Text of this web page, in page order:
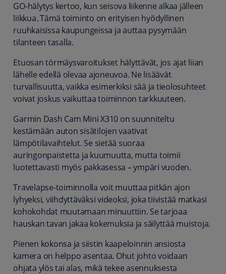
GO-hälytys kertoo, kun seisova liikenne alkaa jälleen
liikkua. Tämä toiminto on erityisen hyödyllinen
ruuhkaisissa kaupungeissa ja auttaa pysymään
tilanteen tasalla.
Etuosan törmäysvaroitukset hälyttävät, jos ajat liian
lähelle edellä olevaa ajoneuvoa. Ne lisäävät
turvallisuutta, vaikka esimerkiksi sää ja tieolosuhteet
voivat joskus vaikuttaa toiminnon tarkkuuteen.
Garmin Dash Cam Mini X310 on suunniteltu
kestämään auton sisätilojen vaativat
lämpötilavaihtelut. Se sietää suoraa
auringonpaistetta ja kuumuutta, mutta toimii
luotettavasti myös pakkasessa – ympäri vuoden.
Travelapse-toiminnolla voit muuttaa pitkän ajon
lyhyeksi, viihdyttäväksi videoksi, joka tiivistää matkasi
kohokohdat muutamaan minuuttiin. Se tarjoaa
hauskan tavan jakaa kokemuksia ja säilyttää muistoja.
Pienen kokonsa ja siistin kaapeloinnin ansiosta
kamera on helppo asentaa. Ohut johto voidaan
ohjata ylös tai alas, mikä tekee asennuksesta